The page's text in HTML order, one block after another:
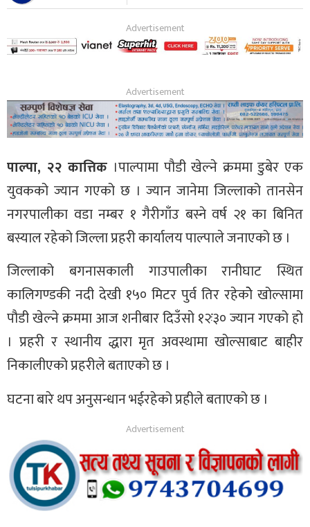
पाल्पा, २२ कात्तिक ।पाल्पामा पौडी खेल्ने क्रममा डुबेर एक
युवकको ज्यान गएको छ । ज्यान जानेमा जिल्लाको तानसेन
नगरपालीका वडा नम्बर १ गैरीगाँउ बस्ने वर्ष २१ का बिनित
बस्याल रहेको जिल्ला प्रहरी कार्यालय पाल्पाले जनाएको छ ।
जिल्लाको बगनासकाली गाउपालीका रानीघाट स्थित
कालिगण्डकी नदी देखी १५० मिटर पुर्व तिर रहेकोे खोल्सामा
पौडी खेल्ने क्रममा आज शनीबार दिउँसो १२ः३० ज्यान गएको हो
। प्रहरी र स्थानीय द्धारा मृत अवस्थामा खोल्साबाट बाहीर
निकालीएको प्रहरीले बताएको छ ।
घटना बारे थप अनुसन्धान भईरहेको प्रहीले बताएको छ ।